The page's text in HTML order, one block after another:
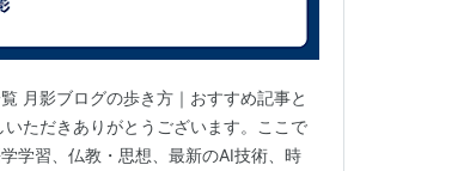
月影ブログの歩き方｜おすすめ記事と
ただきありがとうございます。ここで
学習、仏教・思想、最新のAI技術、時